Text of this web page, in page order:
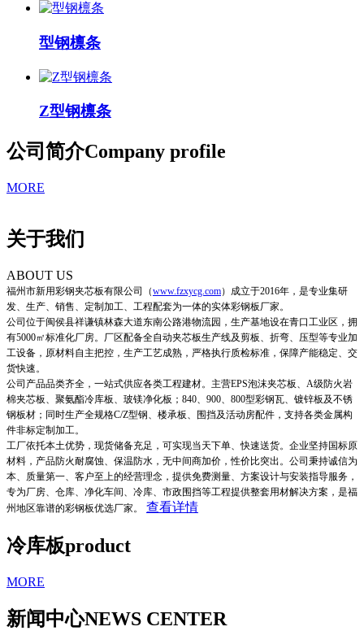
型钢檩条
Z型钢檩条
公司简介Company profile
MORE
关于我们
ABOUT US
福州市新用彩钢夹芯板有限公司 （www.fzxycg.com） 成立于2016年，是专业集研
发、生产、销售、定制加工、工程配套为一体的实体彩钢板厂家。
公司位于闽侯县祥谦镇林森大道东南公路港物流园，生产基地设在青口工业区，拥
有5000㎡标准化厂房。厂区配备全自动夹芯板生产线及剪板、折弯、压型等专业加
工设备，原材料自主把控，生产工艺成熟，严格执行质检标准，保障产能稳定、交
货快速。
公司产品品类齐全，一站式供应各类工程建材。主营EPS泡沫夹芯板、A级防火岩
棉夹芯板、聚氨酯冷库板、玻镁净化板；840、900、800型彩钢瓦、镀锌板及不锈
钢板材；同时生产全规格C/Z型钢、楼承板、围挡及活动房配件，支持各类金属构
件非标定制加工。
工厂依托本土优势，现货储备充足，可实现当天下单、快速送货。企业坚持国标原
材料，产品防火耐腐蚀、保温防水，无中间商加价，性价比突出。公司秉持诚信为
本、质量第一、客户至上的经营理念，提供免费测量、方案设计与安装指导服务，
专为厂房、仓库、净化车间、冷库、市政围挡等工程提供整套用材解决方案，是福
州地区靠谱的彩钢板优选厂家。
查看详情
冷库板product
MORE
新闻中心NEWS CENTER